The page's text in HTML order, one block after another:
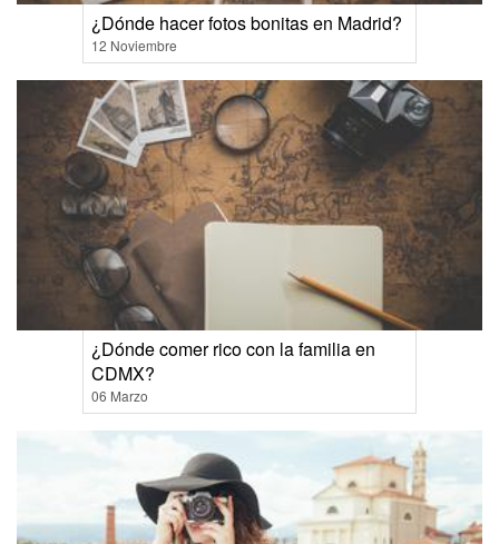
¿Dónde hacer fotos bonitas en Madrid?
12 Noviembre
¿Dónde comer rico con la familia en
CDMX?
06 Marzo